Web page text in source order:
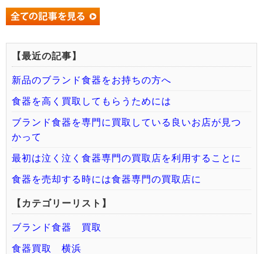
【最近の記事】
新品のブランド食器をお持ちの方へ
食器を高く買取してもらうためには
ブランド食器を専門に買取している良いお店が見つ
かって
最初は泣く泣く食器専門の買取店を利用することに
食器を売却する時には食器専門の買取店に
【カテゴリーリスト】
ブランド食器 買取
食器買取 横浜